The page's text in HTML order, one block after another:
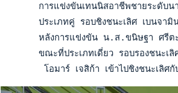
การแข่งขันเทนนิสอาชีพชายระดับน
ประเภทคู่ รอบชิงชนะเลิศ เบนจา
หลังการแข่งขัน น.ส.ขนิษฐา ศรี
ขณะที่ประเภทเดี่ยว รอบรองชนะเ
โอมาร์ เจสิก้า เข้าไปชิงชนะเลิ